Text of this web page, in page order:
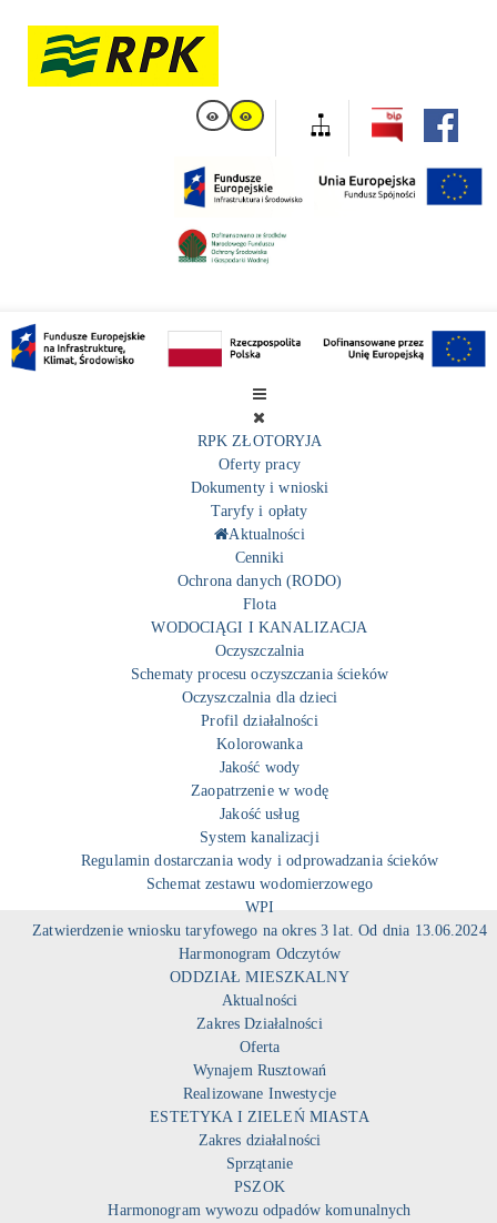
RPK ZŁOTORYJA
Oferty pracy
Dokumenty i wnioski
Taryfy i opłaty
Aktualności
Cenniki
Ochrona danych (RODO)
Flota
WODOCIĄGI I KANALIZACJA
Oczyszczalnia
Schematy procesu oczyszczania ścieków
Oczyszczalnia dla dzieci
Profil działalności
Kolorowanka
Jakość wody
Zaopatrzenie w wodę
Jakość usług
System kanalizacji
Regulamin dostarczania wody i odprowadzania ścieków
Schemat zestawu wodomierzowego
WPI
Zatwierdzenie wniosku taryfowego na okres 3 lat. Od dnia 13.06.2024
Harmonogram Odczytów
ODDZIAŁ MIESZKALNY
Aktualności
Zakres Działalności
Oferta
Wynajem Rusztowań
Realizowane Inwestycje
ESTETYKA I ZIELEŃ MIASTA
Zakres działalności
Sprzątanie
PSZOK
Harmonogram wywozu odpadów komunalnych